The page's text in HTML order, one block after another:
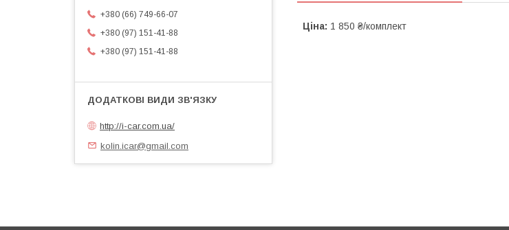
Ціна: 1 850 ₴/комплект
+380 (66) 749-66-07
+380 (97) 151-41-88
+380 (97) 151-41-88
http://i-car.com.ua/
kolin.icar@gmail.com